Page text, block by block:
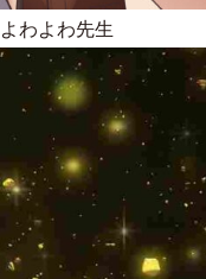
よわよわ先生